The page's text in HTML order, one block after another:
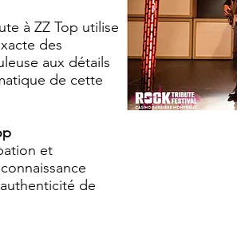
à ZZ Top utilise
des
aux détails
de cette
et
de